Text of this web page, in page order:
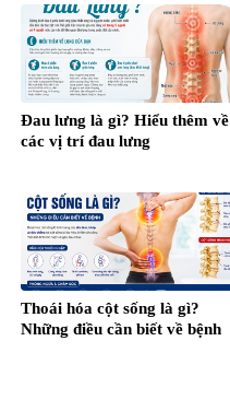
Đau lưng là gì? Hiểu thêm về
các vị trí đau lưng
Thoái hóa cột sống là gì?
Những điều cần biết về bệnh